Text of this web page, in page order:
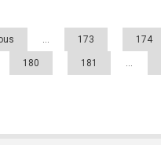
… 173 174
180 181 …